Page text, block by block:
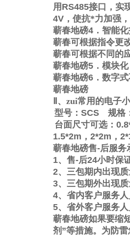
用 RS485接口，实
4V ，使抗*力加强
蕲春地磅4 ．智能
蕲春可根据指令更
蕲春可根据不同的
蕲春地磅5 ．模块
蕲春地磅6 ．数字
蕲春地磅
、zui常用的电子
型号： SCS
规格
台面尺寸可选：
1.5*2m ， 2*2m ，
蕲春地磅售-后服务
1、售-后24小时保
2、三包期内出现
3、三包期外出现
4、省内客户服务
5、省外客户服务
蕲春地磅如果要缩
剂 ”等措施。为防